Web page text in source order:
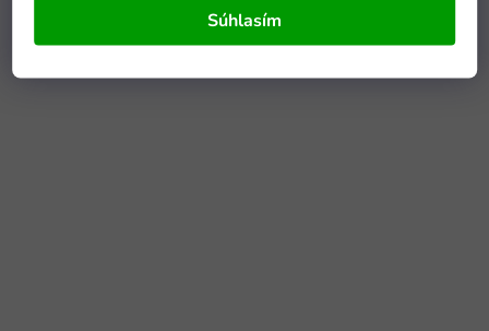
Súhlasím